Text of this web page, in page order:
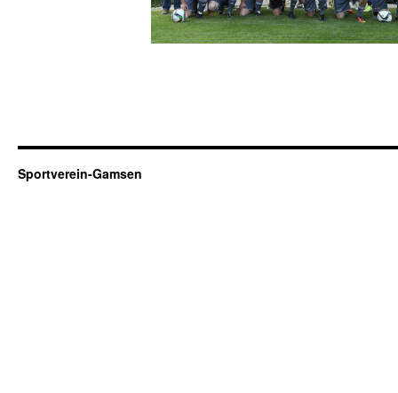
Sportverein-Gamsen